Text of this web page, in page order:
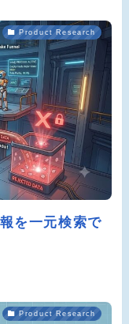
Product Research
を一元検索で
Product Research